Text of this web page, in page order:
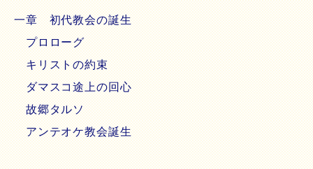
一章 初代教会の誕生
プロローグ
キリストの約束
ダマスコ途上の回心
故郷タルソ
アンテオケ教会誕生